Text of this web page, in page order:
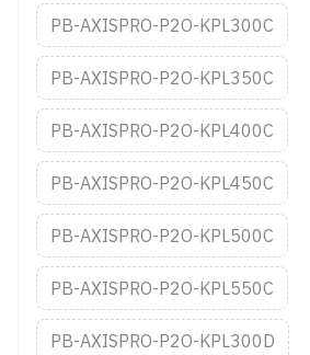
PB-AXISPRO-P2O-KPL300C
PB-AXISPRO-P2O-KPL350C
PB-AXISPRO-P2O-KPL400C
PB-AXISPRO-P2O-KPL450C
PB-AXISPRO-P2O-KPL500C
PB-AXISPRO-P2O-KPL550C
PB-AXISPRO-P2O-KPL300D